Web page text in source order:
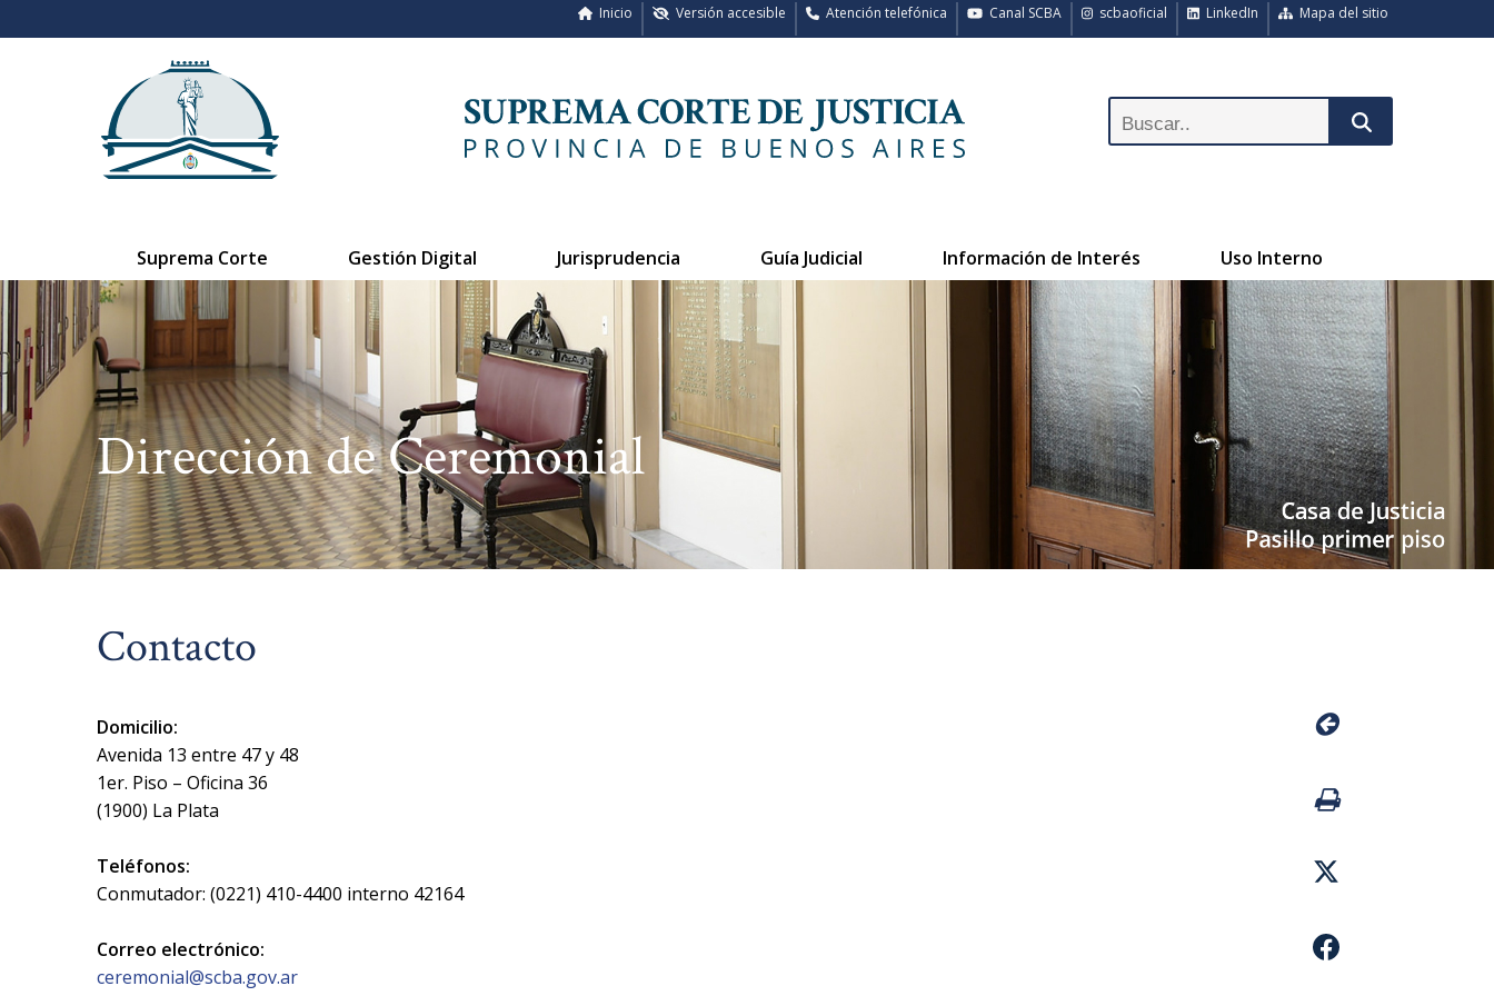
Mapa del sitio
LinkedIn
scbaoficial
Canal SCBA
Atención telefónica
Versión accesible
Inicio
Suprema Corte Gestión Digital Jurisprudencia Guía Judicial Información de Interés Uso Interno
Dirección de Ceremonial
Contacto
Domicilio:
Avenida 13 entre 47 y 48
1er. Piso – Oficina 36
(1900) La Plata
Teléfonos:
Conmutador: (0221) 410-4400 interno 42164
Correo electrónico:
ceremonial@scba.gov.ar